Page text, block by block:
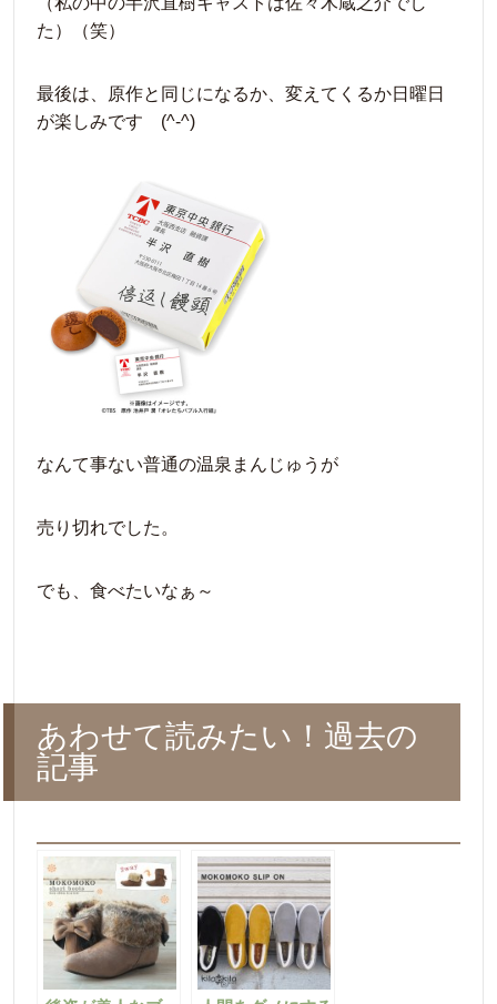
た）（笑）
最後は、原作と同じになるか、変えてくるか日曜日
が楽しみです (^-^)
なんて事ない普通の温泉まんじゅうが
売り切れでした。
でも、食べたいなぁ～
あわせて読みたい！過去の
記事